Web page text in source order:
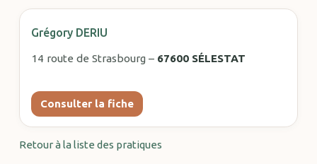
Grégory DERIU
14 route de Strasbourg – 67600 SÉLESTAT
Consulter la fiche
Retour à la liste des pratiques